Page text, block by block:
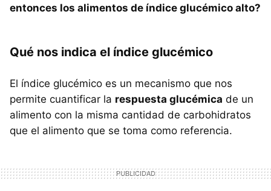
entonces los alimentos de índice glucémico alto?
Qué nos indica el índice glucémico
El índice glucémico es un mecanismo que nos
permite cuantificar la respuesta glucémica de un
alimento con la misma cantidad de carbohidratos
que el alimento que se toma como referencia.